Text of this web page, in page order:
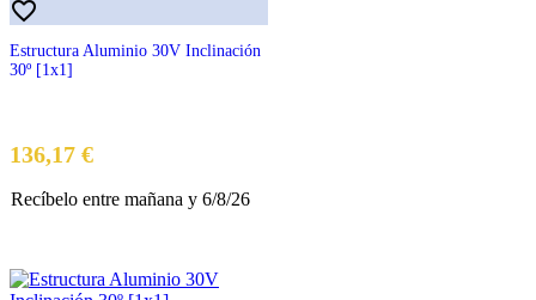

Estructura Aluminio 30V Inclinación
30º [1x1]
136,17 €Precio
Recíbelo entre mañana y 6/8/26